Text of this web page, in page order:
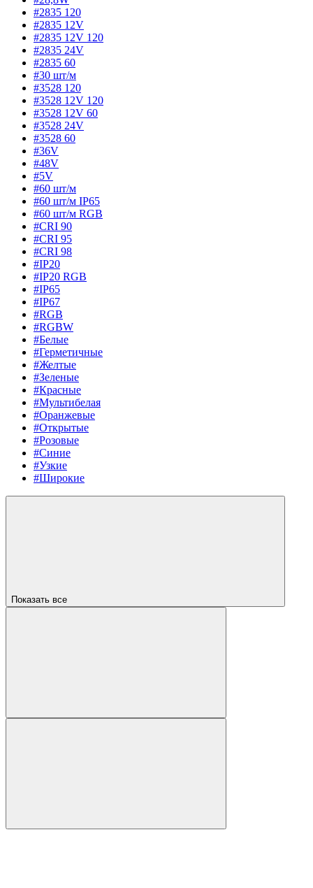
#2835 120
#2835 12V
#2835 12V 120
#2835 24V
#2835 60
#30 шт/м
#3528 120
#3528 12V 120
#3528 12V 60
#3528 24V
#3528 60
#36V
#48V
#5V
#60 шт/м
#60 шт/м IP65
#60 шт/м RGB
#CRI 90
#CRI 95
#CRI 98
#IP20
#IP20 RGB
#IP65
#IP67
#RGB
#RGBW
#Белые
#Герметичные
#Желтые
#Зеленые
#Красные
#Мультибелая
#Оранжевые
#Открытые
#Розовые
#Синие
#Узкие
#Широкие
Показать все